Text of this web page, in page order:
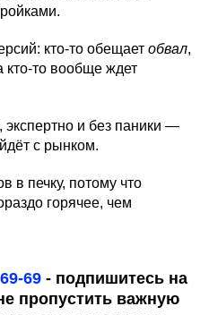
кто-то обещает обвал,
кто-то вообще ждет
и без паники —
с рынком.
в печку, потому что
горячее, чем
69 - подпишитесь на
пропустить важную